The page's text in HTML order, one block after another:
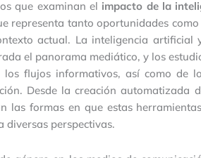
que examinan el impacto de la
representa tanto oportunidades
actual. La inteligencia artificial
el panorama mediático, y los
flujos informativos, así como de
Desde la creación automatizada
las formas en que estas
diversas perspectivas.